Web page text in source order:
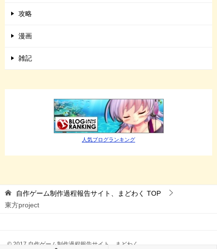
攻略
漫画
雑記
人気ブログランキング
自作ゲーム制作過程報告サイト、まどわく TOP
東方project
© 2017 自作ゲーム制作過程報告サイト、まどわく